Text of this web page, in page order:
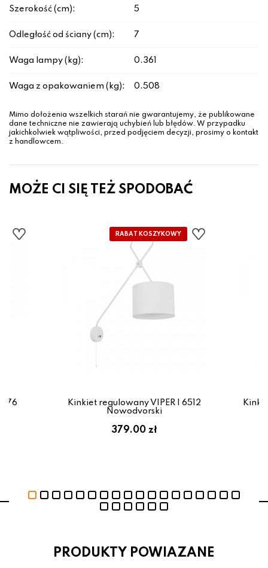
Szerokość (cm): 5
Odległość od ściany (cm): 7
Waga lampy (kg): 0.361
Waga z opakowaniem (kg): 0.508
Mimo dołożenia wszelkich starań nie gwarantujemy, że publikowane
dane techniczne nie zawierają uchybień lub błędów. W przypadku
jakichkolwiek wątpliwości, przed podjęciem decyzji, prosimy o kontakt
z handlowcem.
MOŻE CI SIĘ TEŻ SPODOBAĆ
Kinkiet regulowany VIPER I 6512
Nowodvorski
379.00 zł
PRODUKTY POWIAZANE